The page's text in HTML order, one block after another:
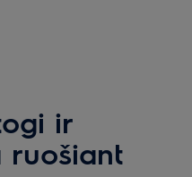
ir
ruošiant